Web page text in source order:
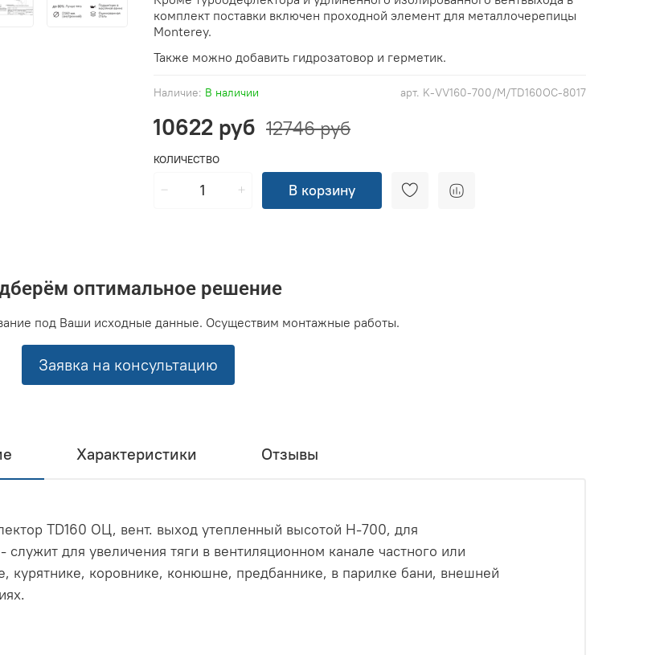
арт. K-VV160-700/M/TD160OC-8017
Наличие: В наличии
10622 руб 12746 руб
КОЛИЧЕСТВО
В корзину
комплект поставки включен проходной элемент для металлочерепицы
Monterey.
Также можно добавить гидрозатовор и герметик.
оптимальное решение
под Ваши исходные данные. Осуществим монтажные работы.
Заявка на консультацию
Характеристики Отзывы
TD160 ОЦ, вент. выход утепленный высотой Н-700, для
для увеличения тяги в вентиляционном канале частного или
курятнике, коровнике, конюшне, предбаннике, в парилке бани, внешней